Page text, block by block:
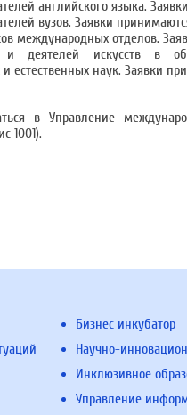
английского языка.
вузов. Заявки
международных отделов.
деятелей искусств в
естественных наук. Заявки
в Управление
1001).
Бизнес инкубатор
Научно-
Инклюзивное
Управление